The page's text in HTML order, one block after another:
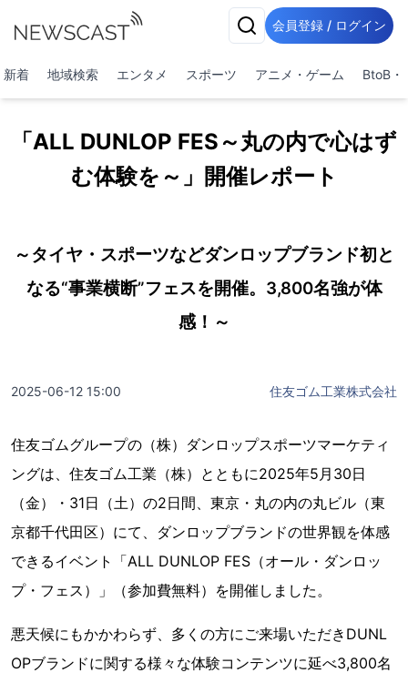
会員登録 / ログイン
新着 地域検索 エンタメ スポーツ アニメ・ゲーム BtoB・
「ALL DUNLOP FES～丸の内で心はず
む体験を～」開催レポート
～タイヤ・スポーツなどダンロップブランド初と
なる“事業横断”フェスを開催。3,800名強が体
感！～
2025-06-12 15:00 住友ゴム工業株式会社
住友ゴムグループの（株）ダンロップスポーツマーケティ
ングは、住友ゴム工業（株）とともに2025年5月30日
（金）・31日（土）の2日間、東京・丸の内の丸ビル（東
京都千代田区）にて、ダンロップブランドの世界観を体感
できるイベント「ALL DUNLOP FES（オール・ダンロッ
プ・フェス）」（参加費無料）を開催しました。
悪天候にもかかわらず、多くの方にご来場いただきDUNL
OPブランドに関する様々な体験コンテンツに延べ3,800名